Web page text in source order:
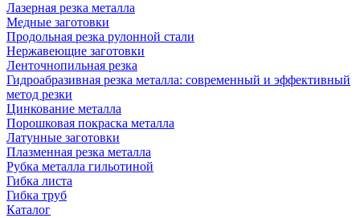
Лазерная резка металла
Медные заготовки
Продольная резка рулонной стали
Нержавеющие заготовки
Ленточнопильная резка
Гидроабразивная резка металла: современный и эффективный
метод резки
Цинкование металла
Порошковая покраска металла
Латунные заготовки
Плазменная резка металла
Рубка металла гильотиной
Гибка листа
Гибка труб
Каталог